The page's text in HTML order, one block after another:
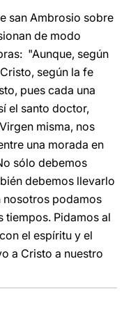
san Ambrosio sobre
de modo
"Aunque, según
según la fe
pues cada una
el santo doctor,
misma, nos
una morada en
sólo debemos
debemos llevarlo
nosotros podamos
tiempos. Pidamos al
el espíritu y el
a Cristo a nuestro